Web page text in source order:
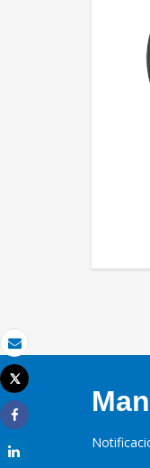
Correo electrónico
Imprimir
Tweet
Share